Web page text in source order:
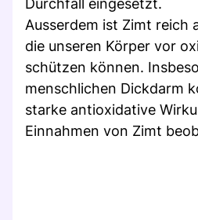
Ausserdem ist Zimt reich
die unseren Körper vor
schützen können.
menschlichen Dickdarm
starke antioxidative
Einnahmen von Zimt